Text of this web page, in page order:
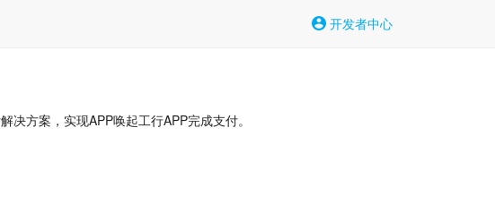
开发者中心
方案，实现APP唤起工行APP完成支付。